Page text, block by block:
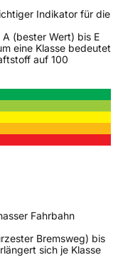
Indikator für die
(bester Wert) bis E
eine Klasse bedeutet
auf 100
Fahrbahn
Bremsweg) bis
sich je Klasse